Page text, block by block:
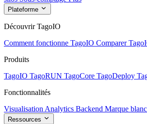
Plateforme
Découvrir TagoIO
Comment fonctionne TagoIO Comparer
Produits
TagoIO TagoRUN TagoCore TagoDeploy
Fonctionnalités
Visualisation Analytics Backend Marque
Ressources